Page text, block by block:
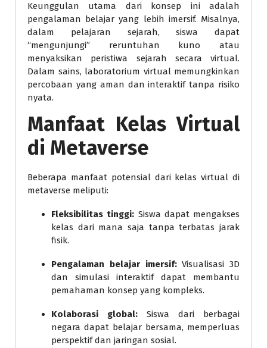
Keunggulan utama dari konsep ini adalah
pengalaman belajar yang lebih imersif. Misalnya,
dalam pelajaran sejarah, siswa dapat
“mengunjungi” reruntuhan kuno atau
menyaksikan peristiwa sejarah secara virtual.
Dalam sains, laboratorium virtual memungkinkan
percobaan yang aman dan interaktif tanpa risiko
nyata.
Manfaat Kelas Virtual
di Metaverse
Beberapa manfaat potensial dari kelas virtual di
metaverse meliputi:
Fleksibilitas tinggi: Siswa dapat mengakses
kelas dari mana saja tanpa terbatas jarak
fisik.
Pengalaman belajar imersif:Visualisasi 3D
dan simulasi interaktif dapat membantu
pemahaman konsep yang kompleks.
Kolaborasi global: Siswa dari berbagai
negara dapat belajar bersama, memperluas
perspektif dan jaringan sosial.